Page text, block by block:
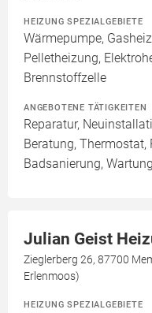
HEIZUNG SPEZIALGEBIETE
Wärmepumpe,
Pelletheizung,
Brennstoffzelle
ANGEBOTENE TÄTIGKEITEN
Reparatur,
Beratung, Thermostat,
Badsanierung, Wartung
Julian Geist
Zieglerberg 26, 87700
Erlenmoos)
HEIZUNG SPEZIALGEBIETE